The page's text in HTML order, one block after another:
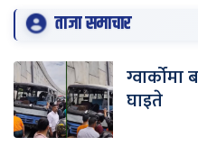
ताजा समाचार
घाइते